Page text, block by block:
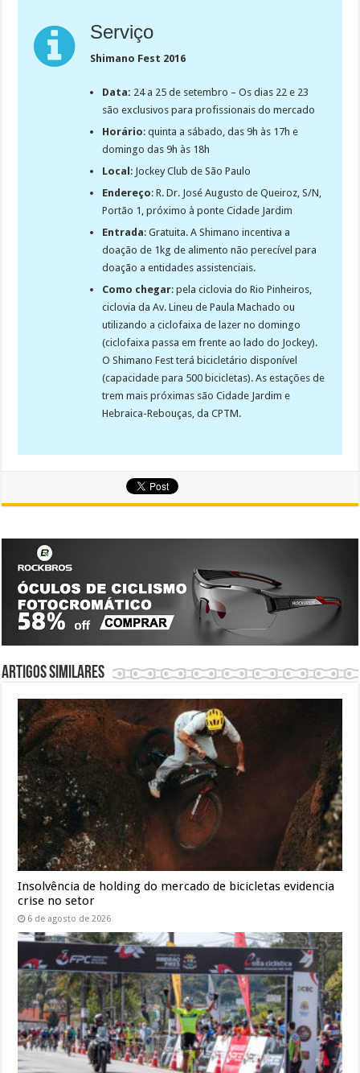
Serviço
Shimano Fest 2016
Data: 24 a 25 de setembro – Os dias 22 e 23
são exclusivos para profissionais do mercado
Horário: quinta a sábado, das 9h às 17h e
domingo das 9h às 18h
Local : Jockey Club de São Paulo
Endereço: R. Dr. José Augusto de Queiroz, S/N,
Portão 1, próximo à ponte Cidade Jardim
Entrada: Gratuita. A Shimano incentiva a
doação de 1kg de alimento não perecível para
doação a entidades assistenciais.
Como chegar: pela ciclovia do Rio Pinheiros,
ciclovia da Av. Lineu de Paula Machado ou
utilizando a ciclofaixa de lazer no domingo
(ciclofaixa passa em frente ao lado do Jockey).
O Shimano Fest terá bicicletário disponível
(capacidade para 500 bicicletas). As estações de
trem mais próximas são Cidade Jardim e
Hebraica-Rebouças, da CPTM.
Artigos similares
Insolvência de holding do mercado de bicicletas evidencia
crise no setor
6 de agosto de 2026